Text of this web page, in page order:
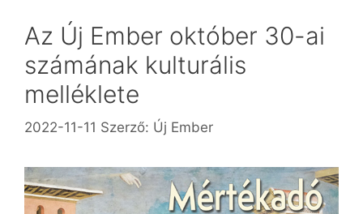
Az Új Ember október 30-ai
számának kulturális
melléklete
2022-11-11 Szerző: Új Ember